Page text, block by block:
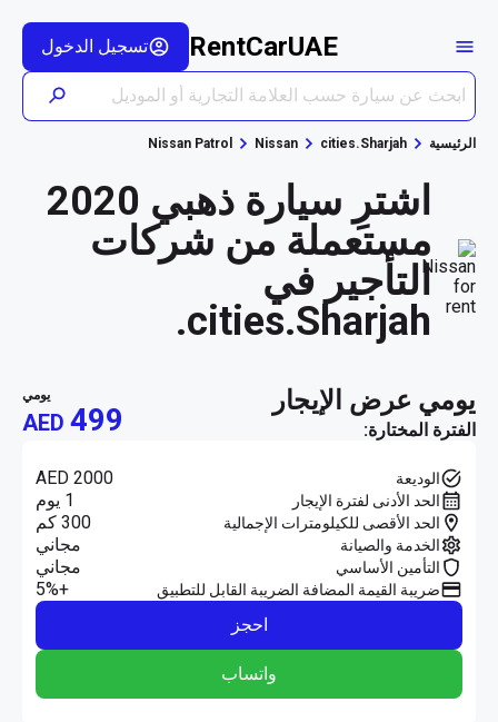
RentCarUAE تسجيل الدخول
الرئيسية cities.Sharjah
Nissan
Nissan Patrol
اشترِ سيارة ذهبي 2020
مستعملة من شركات
التأجير في
cities.Sharjah.
يومي عرض الإيجار
الفترة المختارة:
يومي
AED 499
الوديعة AED 2000
الحد الأدنى لفترة الإيجار 1 يوم
الحد الأقصى للكيلومترات الإجمالية 300 كم
الخدمة والصيانة مجاني
التأمين الأساسي مجاني
ضريبة القيمة المضافة الضريبة القابل للتطبيق
+5%
احجز
واتساب